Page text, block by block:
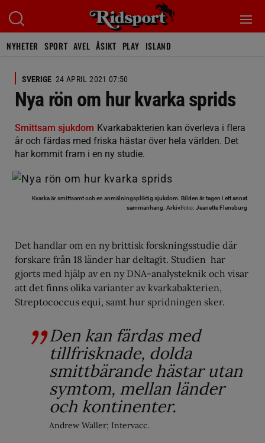
NYHETER SPORT AVEL ÅSIKT PLAY ISLAND
SVERIGE 24 APRIL 2021 07:50
Nya rön om hur kvarka sprids
Smittsam sjukdom Kvarkabakterien kan överleva i flera
år och färdas med friska hästar över hela världen. Det
har kommit fram i en ny studie.
Kvarka är smittsamt och en anmälningspliktig sjukdom. Bilden är tagen i ett annat
sammanhang. ArkivFoto: Jeanette Flensburg
Det handlar om en ny brittisk forskningsstudie där
forskare från 18 länder har deltagit. Studien har
gjorts med hjälp av en ny DNA-analysteknik och visar
att det finns olika varianter av kvarkabakterien,
Streptococcus equi, samt hur spridningen sker.
Den kan färdas med
tillfrisknade, dolda
smittbärande hästar utan
symtom, mellan länder
och kontinenter.
Andrew Waller; Intervacc.